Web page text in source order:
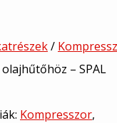
/
– SPAL
Kompresszor,